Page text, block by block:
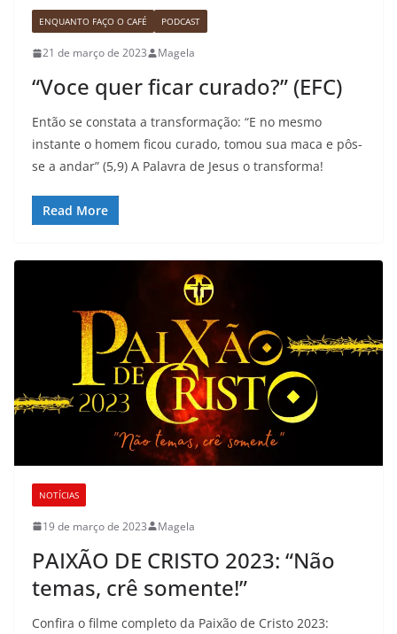
ENQUANTO FAÇO O CAFÉ PODCAST
21 de março de 2023 Magela
“Voce quer ficar curado?” (EFC)
Então se constata a transformação: “E no mesmo
instante o homem ficou curado, tomou sua maca e pôs-
se a andar” (5,9) A Palavra de Jesus o transforma!
Read More
NOTÍCIAS
19 de março de 2023 Magela
PAIXÃO DE CRISTO 2023: “Não
temas, crê somente!”
Confira o filme completo da Paixão de Cristo 2023: